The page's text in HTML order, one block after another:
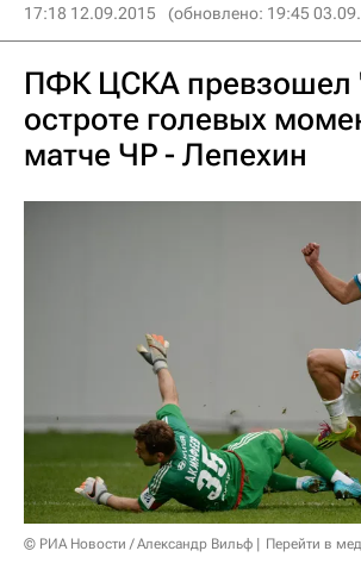
17:18 12.09.2015 (обновлено: 19:45
ПФК ЦСКА превзошел
остроте голевых
матче ЧР - Лепехин
© РИА Новости / Александр Вильф Перейти в